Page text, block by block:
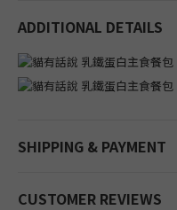
ADDITIONAL DETAILS
SHIPPING & PAYMENT
CUSTOMER REVIEWS